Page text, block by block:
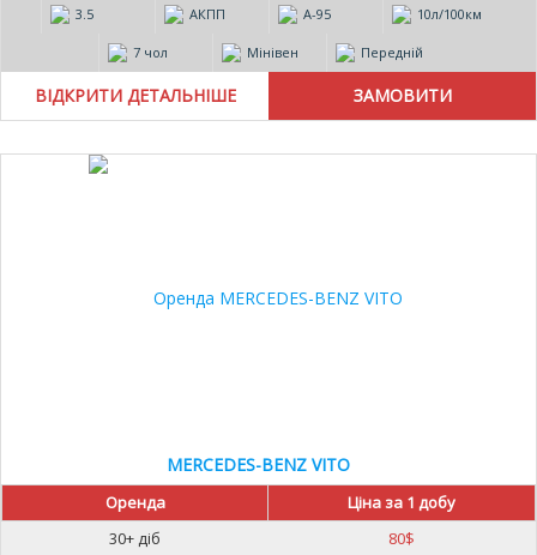
3.5 АКПП А-95 10л/100км
7 чол Мінівен Передній
ВІДКРИТИ ДЕТАЛЬНІШЕ
MERCEDES-BENZ VITO
Оренда
Ціна за 1 добу
30+ діб
80$